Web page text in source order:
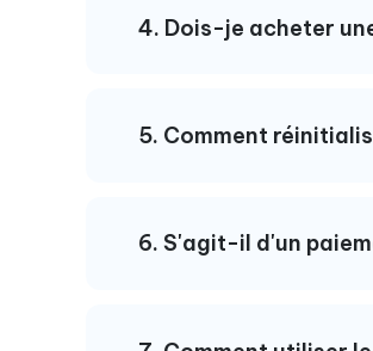
4. Dois-je acheter
5. Comment
6. S'agit-il d'un